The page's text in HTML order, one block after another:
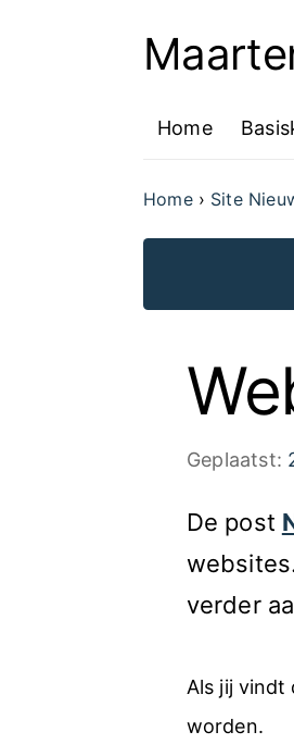
Ga
de
van
de
Home
Home Site
Geplaatst:
De post
verder
Als jij vindt
worden.